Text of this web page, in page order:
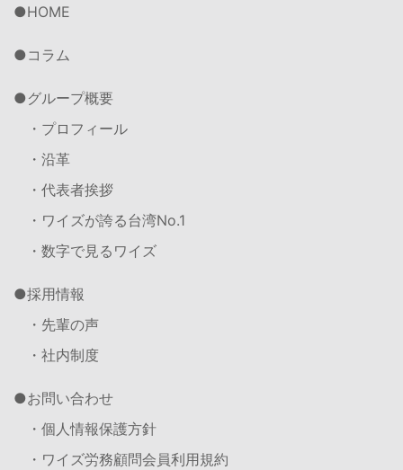
HOME
コラム
グループ概要
・プロフィール
・沿革
・代表者挨拶
・ワイズが誇る台湾No.1
・数字で見るワイズ
採用情報
・先輩の声
・社内制度
お問い合わせ
・個人情報保護方針
・ワイズ労務顧問会員利用規約